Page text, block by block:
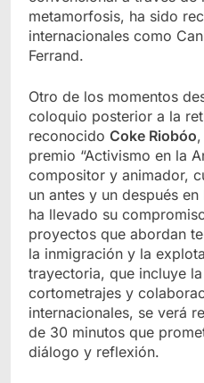
metamorfosis, ha sido
internacionales como
Ferrand.
Otro de los momentos
coloquio posterior a la
reconocido Coke Riobóo
premio “Activismo en la
compositor y animador,
un antes y un después
ha llevado su
proyectos que abordan
la inmigración y la
trayectoria, que incluye
cortometrajes y
internacionales, se verá
de 30 minutos que
diálogo y reflexión.